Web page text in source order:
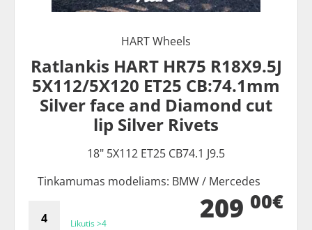
HART Wheels
Ratlankis HART HR75 R18X9.5J
5X112/5X120 ET25 CB:74.1mm
Silver face and Diamond cut
lip Silver Rivets
18" 5X112 ET25 CB74.1 J9.5
Tinkamumas modeliams: BMW / Mercedes
Likutis >4 209 00€